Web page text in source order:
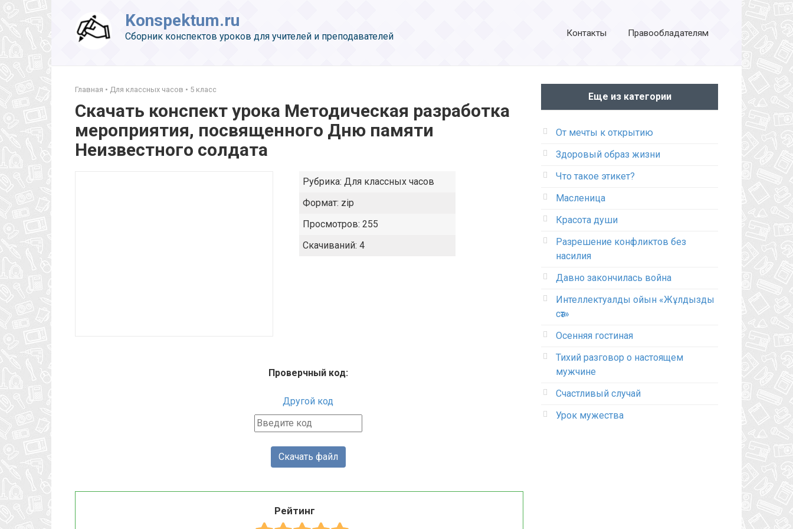
Перейти
к
контенту
Konspektum.ru
Сборник конспектов уроков для учителей и преподавателей Контакты Правообладателям
Главная • Для классных часов • 5 класс
Скачать конспект урока Методическая разработка
мероприятия, посвященного Дню памяти
Неизвестного солдата
Рубрика: Для классных часов
Формат: zip
Просмотров: 255
Скачиваний: 4
Проверчный код:
Другой код
Рейтинг
Еще из категории
От мечты к открытию
Здоровый образ жизни
Что такое этикет?
Масленица
Красота души
Разрешение конфликтов без
насилия
Давно закончилась война
Интеллектуалды ойын «Жұлдызды
сәт»
Осенняя гостиная
Тихий разговор о настоящем
мужчине
Счастливый случай
Урок мужества